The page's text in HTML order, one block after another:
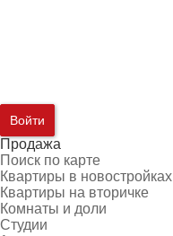
Войти
Продажа
Поиск по карте
Квартиры в новостройках
Квартиры на вторичке
Комнаты и доли
Студии